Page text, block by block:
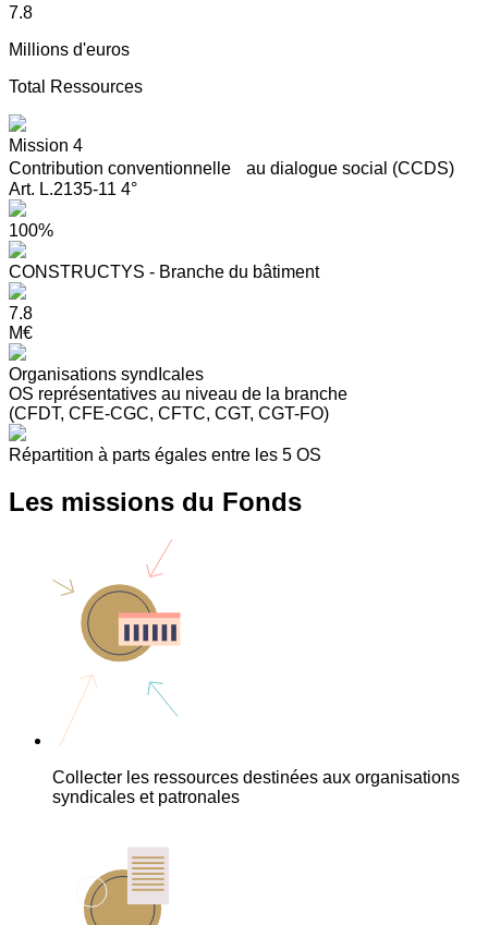
7.8
Millions d'euros
Total Ressources
Mission 4
Contribution conventionnelle au dialogue social (CCDS)
Art. L.2135-11 4°
100%
CONSTRUCTYS - Branche du bâtiment
7.8
M€
Organisations syndIcales
OS représentatives au niveau de la branche
(CFDT, CFE-CGC, CFTC, CGT, CGT-FO)
Répartition à parts égales entre les 5 OS
Les missions du Fonds
Collecter les ressources destinées aux organisations
syndicales et patronales